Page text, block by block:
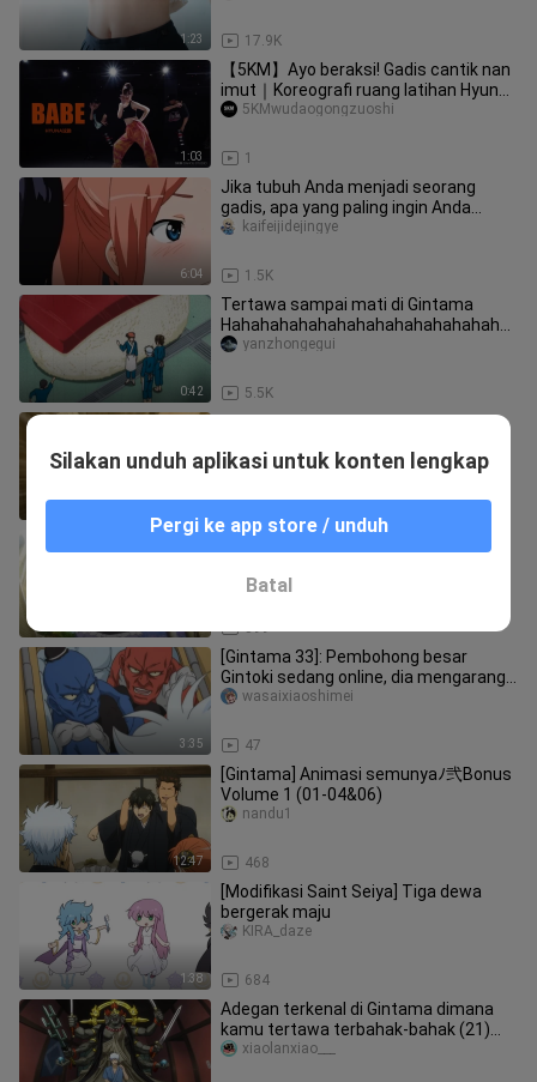
1:23 17.9K
1:03
【5KM】Ayo beraksi! Gadis cantik nan
imut｜Koreografi ruang latihan Hyuna
untuk “BABE” benar‑benar memb
1
5KMwudaogongzuoshi
6:04
Jika tubuh Anda menjadi seorang
gadis, apa yang paling ingin Anda
lakukan? Edisi 7
1.5K
kaifeijidejingye
0:42
Tertawa sampai mati di Gintama
Hahahahahahahahahahahahahahaha
hahahahahahahahahahahahahahahah
5.5K
yanzhongegui
yinshijiang-
[Re:Zero − Starting Life in Another
899
Mapodoufuqijiandian
3:35
[Gintama 33]: Pembohong besar
Gintoki sedang online, dia mengarang
cerita Mokichi untuk menipu Tianr
47
wasaixiaoshimei
12:47
[Gintama] Animasi semunyaﾉ弐Bonus
Volume 1 (01-04&06)
468
nandu1
1:38
[Modifikasi Saint Seiya] Tiga dewa
bergerak maju
684
KIRA_daze
Adegan terkenal di Gintama dimana
kamu tertawa terbahak-bahak (21)
Santo Pelindung Gintoki
xiaolanxiao___
Silakan unduh aplikasi untuk konten lengkap
Pergi ke app store / unduh
Batal